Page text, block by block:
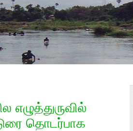
தொடர்பாக